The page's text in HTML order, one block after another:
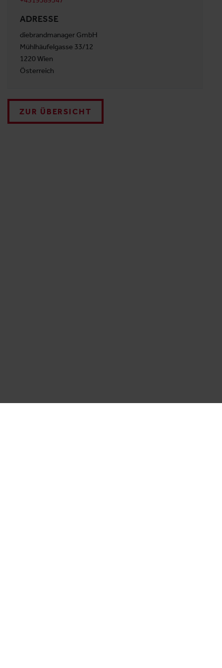
ADRESSE
diebrandmanager GmbH
Mühlhäufelgasse 33/12
1220 Wien
Österreich
ZUR ÜBERSICHT